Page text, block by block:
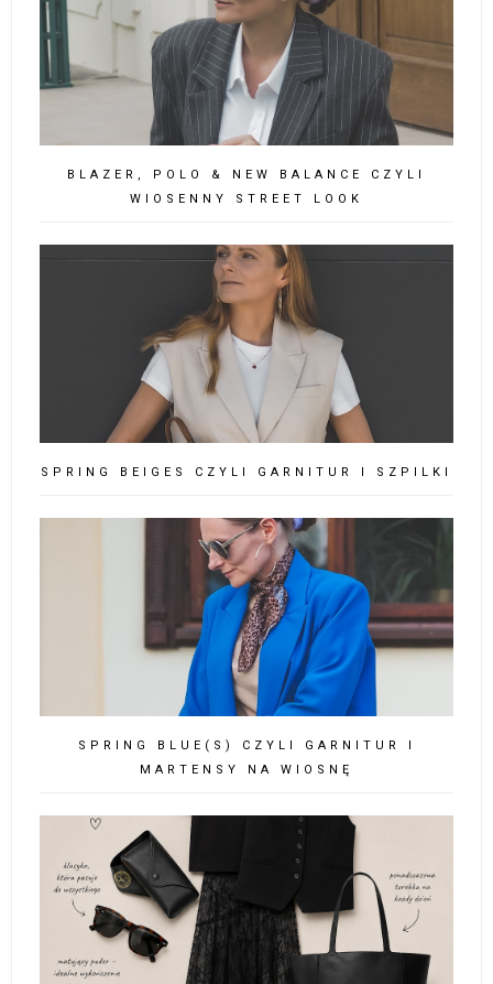
MUM & CO #32 CZYLI JAKA MAMA TAKA
CÓRKA...W GARNITURACH
SUMMER TOTAL BLACK OUTFIT #1 CZYLI
KAMIZELKA I SZORTY
BLAZER, POLO & NEW BALANCE CZYLI